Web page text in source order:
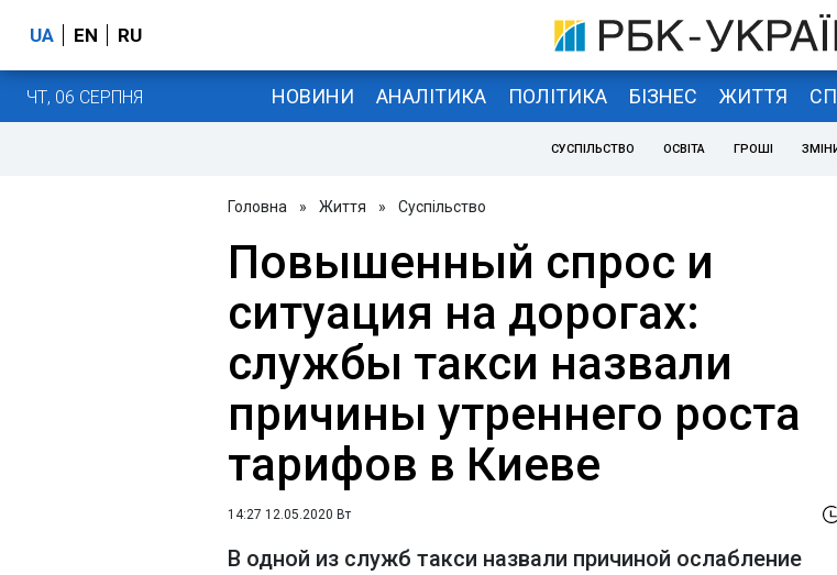
UA EN RU
ЧТ, 06 СЕРПНЯ НОВИНИ АНАЛІТИКА ПОЛІТИКА БІЗНЕС ЖИТТЯ
СУСПІЛЬСТВО ОСВІТА ГРОШІ
Головна » Життя » Суспільство
Повышенный спрос и
ситуация на дорогах:
службы такси назвали
причины утреннего роста
тарифов в Киеве
14:27 12.05.2020 Вт
В одной из служб такси назвали причиной ослабление